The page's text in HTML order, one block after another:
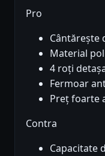
Pro
Cântărește
Material
4 roți
Fermoar
Preț foarte
Contra
Capacitate